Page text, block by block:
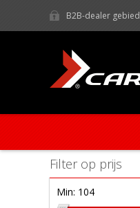
B2B-dealer gebied
Filter op prijs
Min: 104